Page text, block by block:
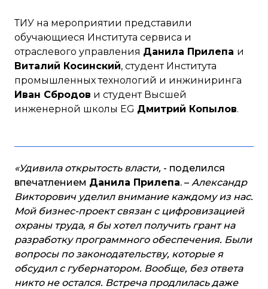
ТИУ на мероприятии представили
обучающиеся Института сервиса и
отраслевого управления Данила Прилепа и
Виталий Косинский, студент Института
промышленных технологий и инжиниринга
Иван Сбродов и студент Высшей
инженерной школы EG Дмитрий Копылов.
«Удивила открытость власти, - поделился
впечатлением Данила Прилепа. – Александр
Викторович уделил внимание каждому из нас.
Мой бизнес-проект связан с цифровизацией
охраны труда, я бы хотел получить грант на
разработку программного обеспечения. Были
вопросы по законодательству, которые я
обсудил с губернатором. Вообще, без ответа
никто не остался. Встреча продлилась даже